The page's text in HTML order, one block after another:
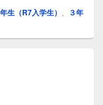
生（R7入学生）
３年